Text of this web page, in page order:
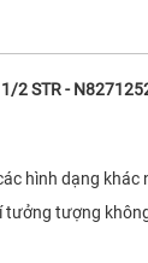
2 STR -
hình dạng
tượng